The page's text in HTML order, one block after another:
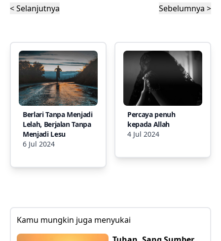
< Selanjutnya Sebelumnya >
Berlari Tanpa Menjadi
Lelah, Berjalan Tanpa
Menjadi Lesu
6 Jul 2024
Percaya penuh
kepada Allah
4 Jul 2024
Kamu mungkin juga menyukai